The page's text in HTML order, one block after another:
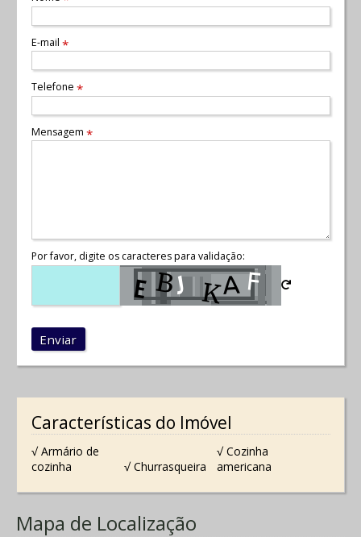
E-mail *
Telefone *
Mensagem *
Por favor, digite os caracteres para validação:
Enviar
Características do Imóvel
√ Armário de
cozinha
√ Churrasqueira
√ Cozinha
americana
Mapa de Localização